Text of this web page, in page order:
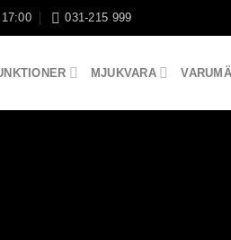
031-215 999
MJUKVARA